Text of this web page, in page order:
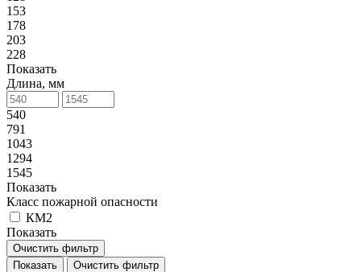
153
178
203
228
Показать
Длина, мм
540
791
1043
1294
1545
Показать
Класс пожарной опасности
КМ2
Показать
Очистить фильтр
Очистить фильтр